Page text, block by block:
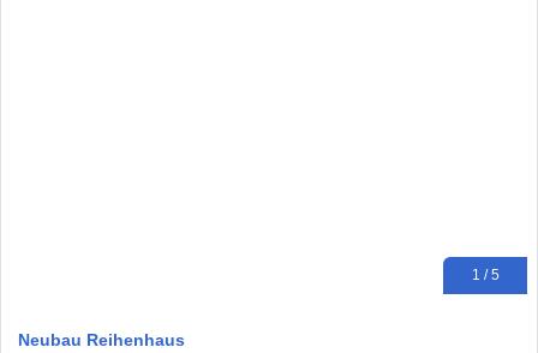
1 / 5
Neubau Reihenhaus